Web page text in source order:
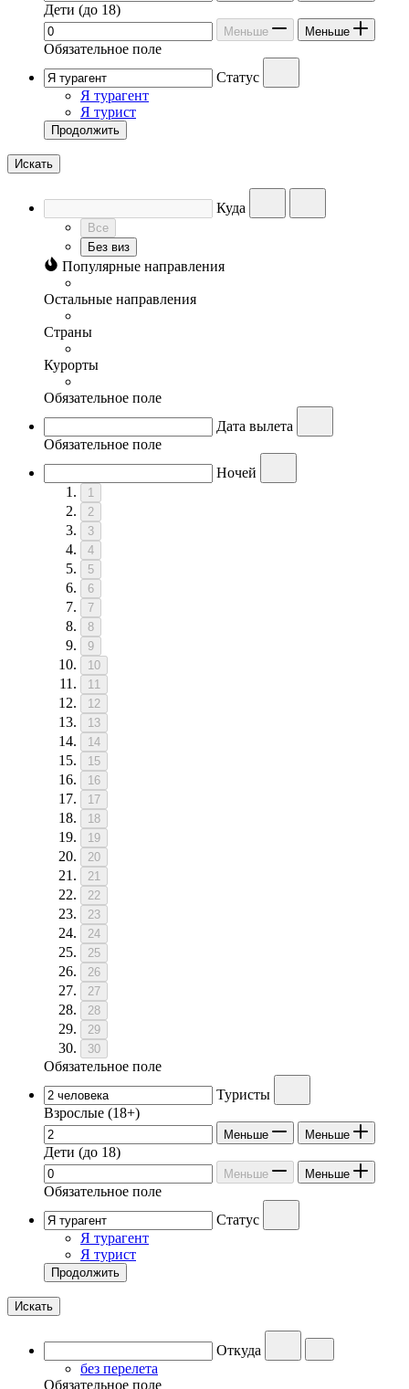
Дети (до 18)
Меньше Меньше
Обязательное поле
Статус
Я турагент
Я турист
Продолжить
Искать
Куда
Все
Без виз
Популярные направления
Остальные направления
Страны
Курорты
Обязательное поле
Дата вылета
Обязательное поле
Ночей
1
2
3
4
5
6
7
8
9
10
11
12
13
14
15
16
17
18
19
20
21
22
23
24
25
26
27
28
29
30
Обязательное поле
Туристы
Взрослые (18+)
Меньше Меньше
Дети (до 18)
Меньше Меньше
Обязательное поле
Статус
Я турагент
Я турист
Продолжить
Искать
Откуда
без перелета
Обязательное поле